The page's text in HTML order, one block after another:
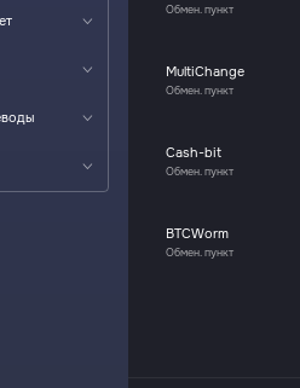
Обмен. пункт
MultiChange
Обмен. пункт
Cash-bit
Обмен. пункт
BTCWorm
Обмен. пункт